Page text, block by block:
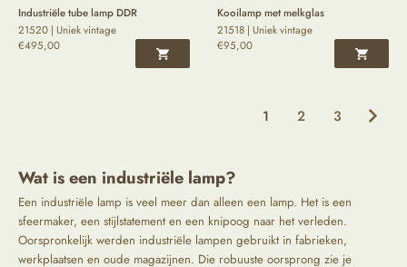
Industriële tube lamp DDR
21520 | Uniek vintage
€495,00
Kooilamp met melkglas
21518 | Uniek vintage
€95,00
1 2 3
Wat is een industriële lamp?
Een industriële lamp is veel meer dan alleen een lamp. Het is een
sfeermaker, een stijlstatement en een knipoog naar het verleden.
Oorspronkelijk werden industriële lampen gebruikt in fabrieken,
werkplaatsen en oude magazijnen. Die robuuste oorsprong zie je